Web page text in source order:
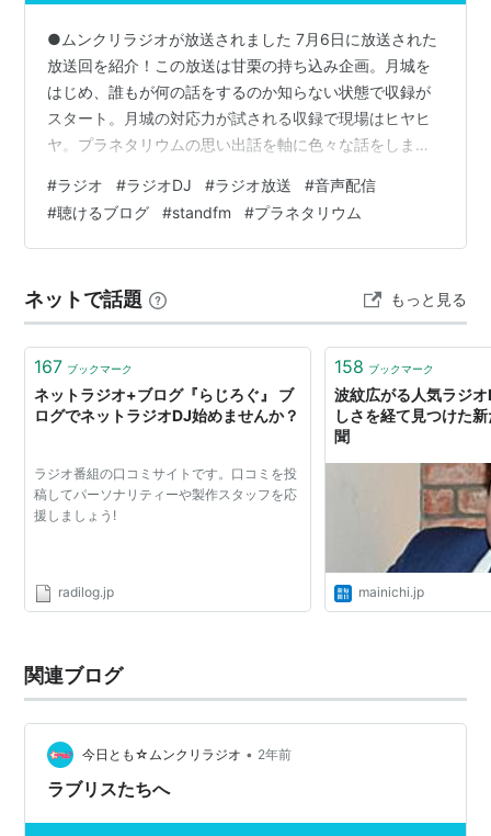
●ムンクリラジオが放送されました 7月6日に放送された
放送回を紹介！この放送は甘栗の持ち込み企画。月城を
はじめ、誰もが何の話をするのか知らない状態で収録が
スタート。月城の対応力が試される収録で現場はヒヤヒ
ヤ。プラネタリウムの思い出話を軸に色々な話をしまし
い！？みなさんの思い出話も教えてくださいね！ ランキ
ング参加中ラジオランキング参加中音声コンテンツ
#ラジオ #ラジオDJ #ラジオ放送 #音声配信
#聴けるブログ #standfm #プラネタリウム
ネットで話題 もっと見る
167 ブックマーク
ネットラジオ+ブログ『らじろぐ』 ブ
ログでネットラジオDJ始めませんか？
ラジオ番組の口コミサイトです。口コミを投
稿してパーソナリティーや製作スタッフを応
援しましょう!
radilog.jp
158 ブックマーク
波紋広がる人気ラジ
しさを経て見つけた
聞
mainichi.jp
関連ブログ
今日とも☆ムンクリラジオ • 2年前
ラブリスたちへ